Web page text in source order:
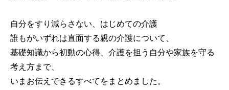
自分をすり減らさない、はじめての介護
誰もがいずれは直面する親の介護について、
基礎知識から初動の心得、介護を担う自分や家族を守る
考え方まで、
いまお伝えできるすべてをまとめました。